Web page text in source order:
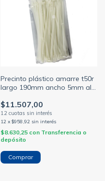
Precinto plástico amarre t50r
largo 190mm ancho 5mm alt-
$11.507,00
12 x $958,92 sin interés
$8.630,25 con Transferencia o
depósito